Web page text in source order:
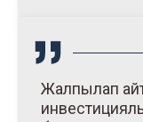
Жалпылап